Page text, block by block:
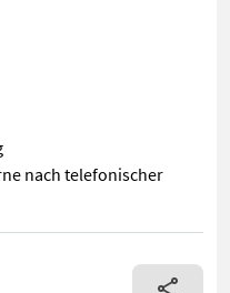
nach telefonischer
Hoflader L28 von